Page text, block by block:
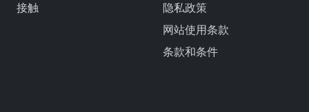
接触
隐私政策
网站使用条款
条款和条件